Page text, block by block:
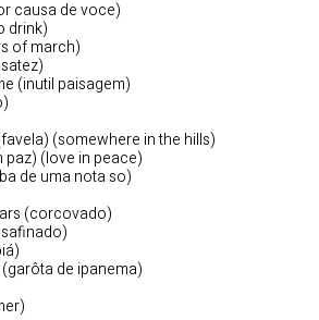
causa de voce)
drink)
of march)
(inutil paisagem)
(somewhere in the hills)
paz) (love in peace)
de uma nota so)
(corcovado)
de ipanema)